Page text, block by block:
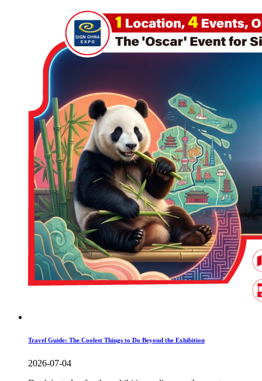
Travel Guide: The Coolest Things to Do Beyond the Exhibition
2026-07-04